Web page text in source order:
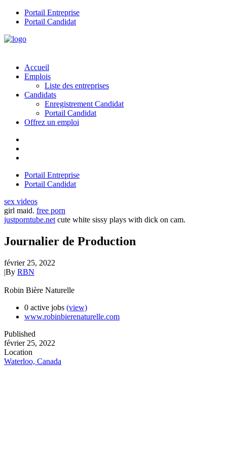
Portail Entreprise
Portail Candidat
Accueil
Emplois
Liste des entreprises
Candidats
Enregistrement Candidat
Portail Candidat
Offrez un emploi
Portail Entreprise
Portail Candidat
sex videos
girl maid. free porn
justporntube.net cute white sissy plays with dick on cam.
Journalier de Production
février 25, 2022
|By RBN
Robin Bière Naturelle
0 active jobs (view)
www.robinbierenaturelle.com
Published
février 25, 2022
Location
Waterloo, Canada